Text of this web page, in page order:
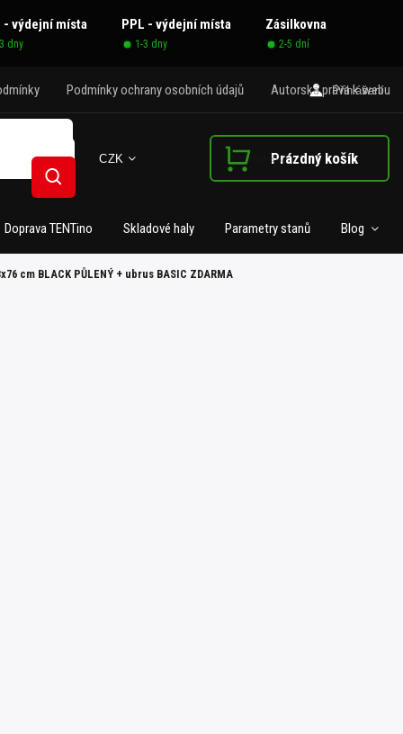
- výdejní místa PPL - výdejní místa Zásilkovna
dny 1-3 dny 2-5 dní
Podmínky ochrany osobních údajů Autorská práva k webu
CZK
Přihlášení
Hledat
Nákupní košíkPrázdný košík
Doprava TENTino Skladové haly Parametry stanů Blog
cm BLACK PŮLENÝ + ubrus BASIC ZDARMA